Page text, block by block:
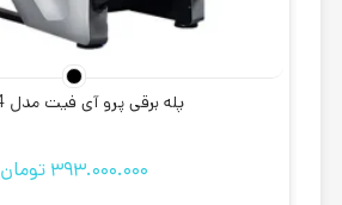
پله برقی پرو آی فیت مدل C004
393.000.000 تومان